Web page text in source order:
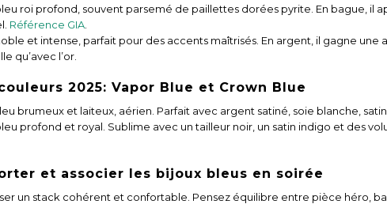
roi profond, souvent parsemé de paillettes dorées pyrite. En bague, il
Référence GIA.
et intense, parfait pour des accents maîtrisés. En argent, il gagne une
qu’avec l’or.
2025: Vapor Blue et Crown Blue
brumeux et laiteux, aérien. Parfait avec argent satiné, soie blanche,
profond et royal. Sublime avec un tailleur noir, un satin indigo et des
et associer les bijoux bleus en soirée
un stack cohérent et confortable. Pensez équilibre entre pièce héro,